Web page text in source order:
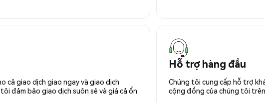
cả giao dịch giao ngay và giao dịch
đảm bảo giao dịch suôn sẻ và giá cả ổn
Hỗ trợ hàng đầu
Chúng tôi cung cấp hỗ trợ
cộng đồng của chúng tôi